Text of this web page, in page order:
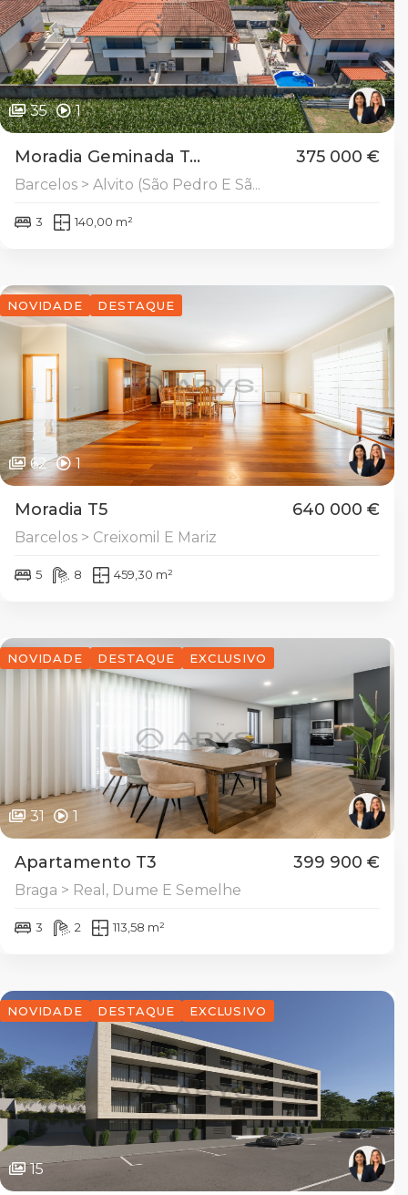
35 1
Moradia Geminada T... 375 000 €
Barcelos > Alvito (São Pedro E Sã...
3 140,00 m²
NOVIDADE DESTAQUE
62 1
Moradia T5 640 000 €
Barcelos > Creixomil E Mariz
5 8 459,30 m²
NOVIDADE DESTAQUE EXCLUSIVO
31 1
Apartamento T3 399 900 €
Braga > Real, Dume E Semelhe
3 2 113,58 m²
NOVIDADE DESTAQUE EXCLUSIVO
15